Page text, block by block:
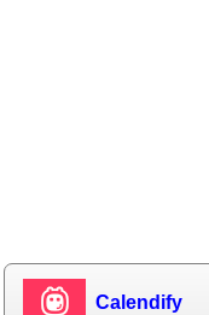
Calendify